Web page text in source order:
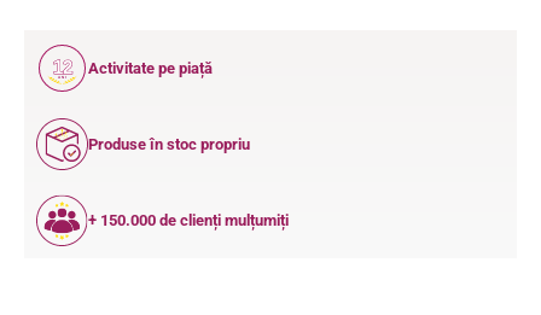
12
ANI
Activitate pe piață
Produse în stoc propriu
+ 150.000 de clienți mulțumiți